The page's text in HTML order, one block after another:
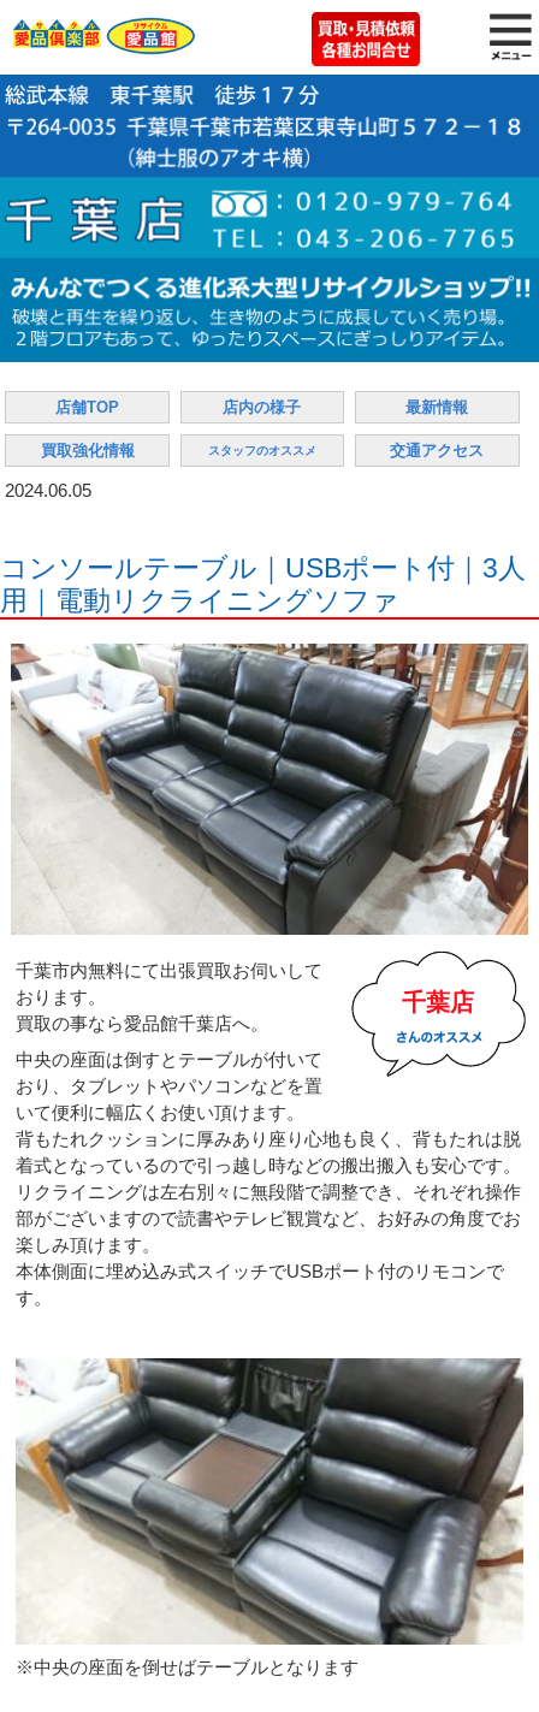
店舗TOP 店内の様子 最新情報
買取強化情報 スタッフのオススメ 交通アクセス
2024.06.05
コンソールテーブル｜USBポート付｜3人
用｜電動リクライニングソファ
千葉店
千葉市内無料にて出張買取お伺いして
おります。
買取の事なら愛品館千葉店へ。
中央の座面は倒すとテーブルが付いて
おり、タブレットやパソコンなどを置
いて便利に幅広くお使い頂けます。
背もたれクッションに厚みあり座り心地も良く、背もたれは脱
着式となっているので引っ越し時などの搬出搬入も安心です。
リクライニングは左右別々に無段階で調整でき、それぞれ操作
部がございますので読書やテレビ観賞など、お好みの角度でお
楽しみ頂けます。
本体側面に埋め込み式スイッチでUSBポート付のリモコンで
す。
※中央の座面を倒せばテーブルとなります